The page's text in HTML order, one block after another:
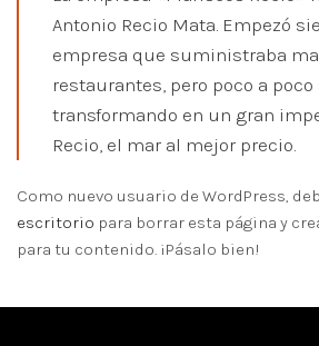
Antonio Recio Mata. Empezó
empresa que suministraba
restaurantes, pero poco a poco
transformando en un gran
Recio, el mar al mejor precio.
Como nuevo usuario de WordPress,
escritorio para borrar esta página y
para tu contenido. ¡Pásalo bien!